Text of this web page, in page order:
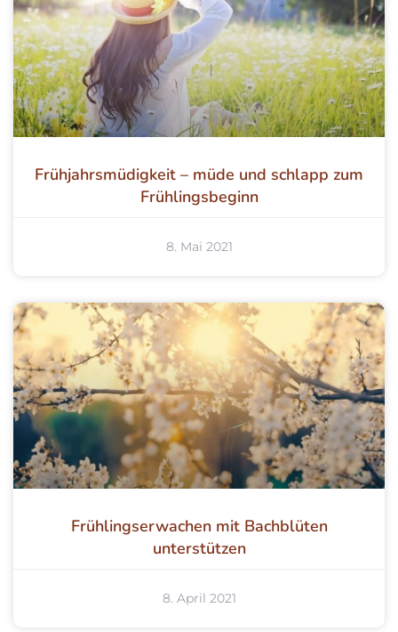
Frühjahrsmüdigkeit – müde und schlapp zum
Frühlingsbeginn
8. Mai 2021
Frühlingserwachen mit Bachblüten
unterstützen
8. April 2021